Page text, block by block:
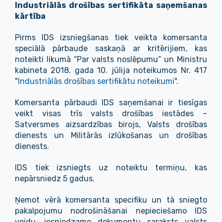
Industriālās drošības sertifikāta saņemšanas
kārtība
Pirms IDS izsniegšanas tiek veikta komersanta
speciālā pārbaude saskaņā ar kritērijiem, kas
noteikti likumā “Par valsts noslēpumu” un Ministru
kabineta 2018. gada 10. jūlija noteikumos Nr. 417
" Industriālās drošības sertifikātu noteikumi".
Komersanta pārbaudi IDS saņemšanai ir tiesīgas
veikt visas trīs valsts drošības iestādes –
Satversmes aizsardzības birojs, Valsts drošības
dienests un Militārās izlūkošanas un drošības
dienests.
IDS tiek izsniegts uz noteiktu termiņu, kas
nepārsniedz 5 gadus.
Ņemot vērā komersanta specifiku un tā sniegto
pakalpojumu nodrošināšanai nepieciešamo IDS